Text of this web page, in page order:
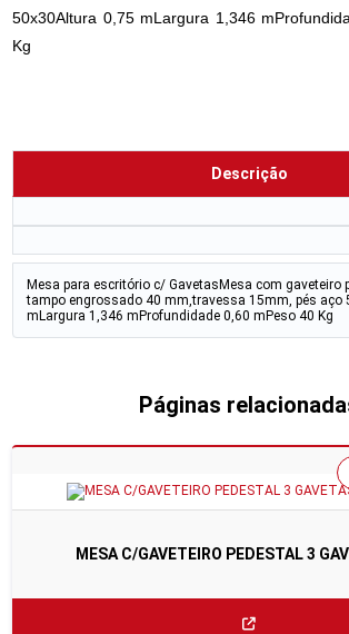
50x30Altura 0,75 mLargura 1,346
Kg
Descrição
Mesa para escritório c/ GavetasMesa com gaveteiro
tampo engrossado 40 mm,travessa 15mm, pés aço
mLargura 1,346 mProfundidade 0,60 mPeso 40 Kg
Páginas
MESA C/GAVETEIRO PEDESTAL 3